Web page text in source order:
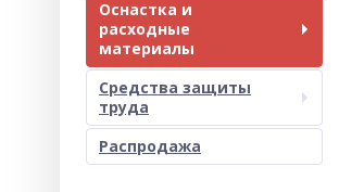
Оснастка и
расходные
материалы
Средства защиты
труда
Распродажа